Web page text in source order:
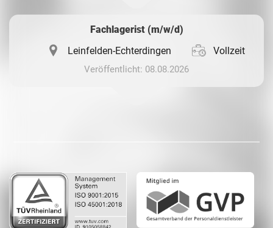
Fachlagerist (m/w/d)
Leinfelden-Echterdingen
Vollzeit
Veröffentlicht: 08.08.2026